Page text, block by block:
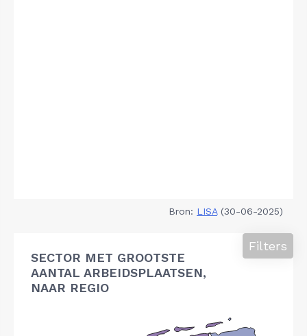
Bron: LISA(30-06-2025)
SECTOR MET GROOTSTE
AANTAL ARBEIDSPLAATSEN,
NAAR REGIO
Filters